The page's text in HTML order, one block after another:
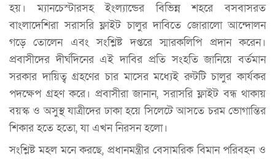
হয়। ম্যানচেস্টারসহ ইংল্যান্ডের বিভিন্ন শহরে বসবাসরত
বাংলাদেশিরা সরাসরি ফ্লাইট চালুর দাবিতে জোরালো আন্দোলন
গড়ে তোলেন এবং সংশ্লিষ্ট দপ্তরে স্মারকলিপি প্রদান করেন।
প্রবাসীদের দীর্ঘদিনের এই দাবির প্রতি সংহতি জানিয়ে বর্তমান
সরকার দায়িত্ব গ্রহণের চার মাসের মধ্যেই রুটটি চালুর কার্যকর
পদক্ষেপ গ্রহণ করে। প্রবাসীরা জানান, সরাসরি ফ্লাইট বন্ধ থাকায়
বয়স্ক ও অসুস্থ যাত্রীদের ঢাকা হয়ে সিলেটে আসতে চরম ভোগান্তির
শিকার হতে হতো, যা এখন নিরসন হলো।
সংশ্লিষ্ট মহল মনে করছে, প্রধানমন্ত্রীর বেসামরিক বিমান পরিবহন ও